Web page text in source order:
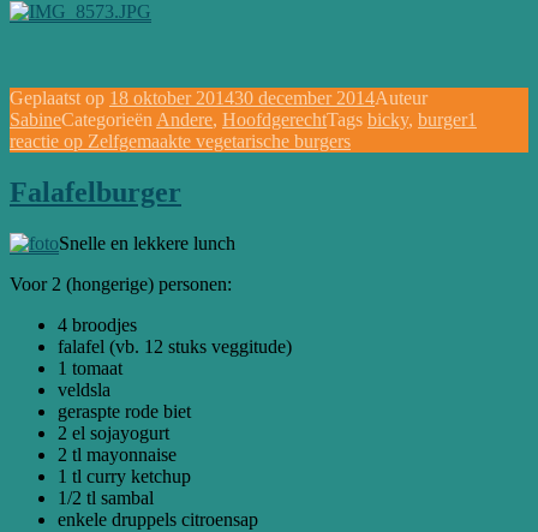
Geplaatst op 18 oktober 201430 december 2014Auteur
SabineCategorieën Andere, HoofdgerechtTags bicky, burger1
reactie op Zelfgemaakte vegetarische burgers
Falafelburger
Snelle en lekkere lunch
Voor 2 (hongerige) personen:
4 broodjes
falafel (vb. 12 stuks veggitude)
1 tomaat
veldsla
geraspte rode biet
2 el sojayogurt
2 tl mayonnaise
1 tl curry ketchup
1/2 tl sambal
enkele druppels citroensap